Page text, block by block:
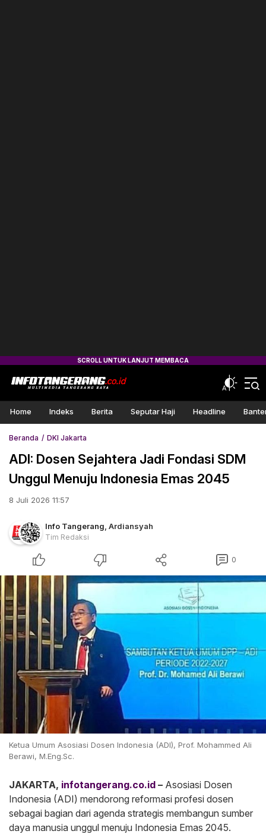
Home Indeks Berita Seputar Haji Headline
Beranda DKI Jakarta
ADI: Dosen Sejahtera Jadi Fondasi SDM
Unggul Menuju Indonesia Emas 2045
8 Juli 2026 11:57
Info Tangerang Ardiansyah
Tim Redaksi
0
Ketua Umum Asosiasi Dosen Indonesia (ADI), Prof. Mohammed Ali
Berawi, M.Eng.Sc.
JAKARTA, infotangerang.co.id – Asosiasi Dosen
Indonesia (ADI) mendorong reformasi profesi dosen
sebagai bagian dari agenda strategis membangun sumber
daya manusia unggul menuju Indonesia Emas 2045.